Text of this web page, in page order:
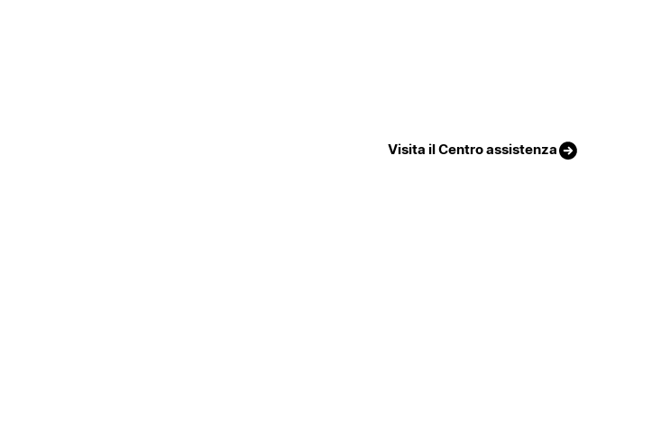
Visita il Centro assistenza